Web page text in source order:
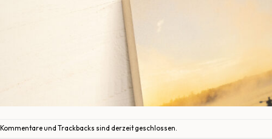
Kommentare und Trackbacks sind derzeit geschlossen.